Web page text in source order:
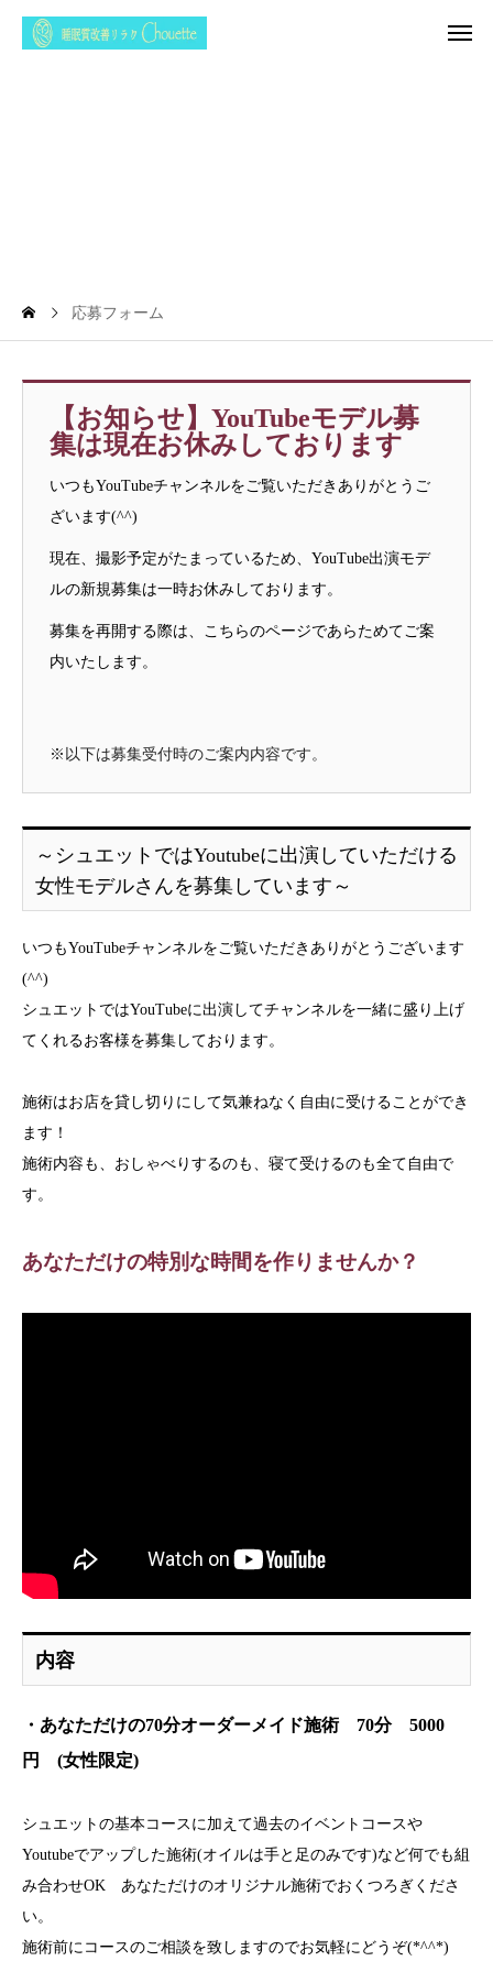
応募フォーム
【お知らせ】YouTubeモデル募
集は現在お休みしております
いつもYouTubeチャンネルをご覧いただきありがとうご
ざいます(^^)
現在、撮影予定がたまっているため、YouTube出演モデ
ルの新規募集は一時お休みしております。
募集を再開する際は、こちらのページであらためてご案
内いたします。
※以下は募集受付時のご案内内容です。
～シュエットではYoutubeに出演していただける
女性モデルさんを募集しています～
いつもYouTubeチャンネルをご覧いただきありがとうございます
(^^)
シュエットではYouTubeに出演してチャンネルを一緒に盛り上げ
てくれるお客様を募集しております。
施術はお店を貸し切りにして気兼ねなく自由に受けることができ
ます！
施術内容も、おしゃべりするのも、寝て受けるのも全て自由で
す。
あなただけの特別な時間を作りませんか？
内容
・あなただけの70分オーダーメイド施術 70分 5000
円 (女性限定)
シュエットの基本コースに加えて過去のイベントコースや
Youtubeでアップした施術(オイルは手と足のみです)など何でも組
み合わせOK あなただけのオリジナル施術でおくつろぎくださ
い。
施術前にコースのご相談を致しますのでお気軽にどうぞ(*^^*)